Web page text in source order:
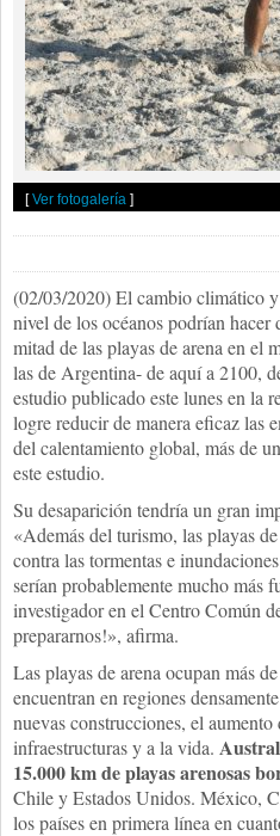
[Ver fotogalería ]
(02/03/2020) El cambio climático
nivel de los océanos podrían hacer
mitad de las playas de arena en el
las de Argentina- de aquí a 2100,
estudio publicado este lunes en la
logre reducir de manera eficaz las
del calentamiento global, más de
este estudio.
Su desaparición tendría un gran
«Además del turismo, las playas
contra las tormentas e
serían probablemente mucho más
investigador en el Centro Común
prepararnos!», afirma.
Las playas de arena ocupan más
encuentran en regiones
nuevas construcciones, el
infraestructuras y a la vida.
15.000 km de playas arenosas
Chile y Estados Unidos. México,
los países en primera línea en